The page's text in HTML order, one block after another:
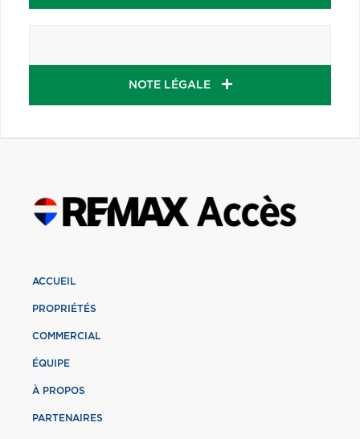
NOTE LÉGALE
ACCUEIL
PROPRIÉTÉS
COMMERCIAL
ÉQUIPE
À PROPOS
PARTENAIRES